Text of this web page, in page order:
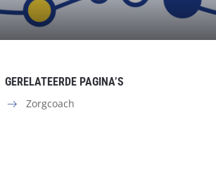
GERELATEERDE PAGINA’S
Zorgcoach